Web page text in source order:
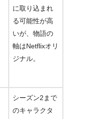
に取り込まれ
る可能性が高
いが、物語の
軸はNetflixオリ
ジナル。
シーズン2まで
のキャラクタ